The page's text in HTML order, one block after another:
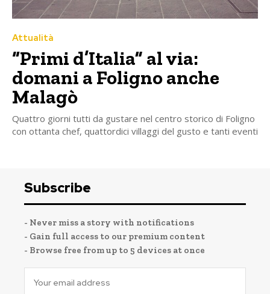
Attualità
“Primi d’Italia” al via:
domani a Foligno anche
Malagò
Quattro giorni tutti da gustare nel centro storico di Foligno
con ottanta chef, quattordici villaggi del gusto e tanti eventi
Subscribe
- Never miss a story with notifications
- Gain full access to our premium content
- Browse free from up to 5 devices at once